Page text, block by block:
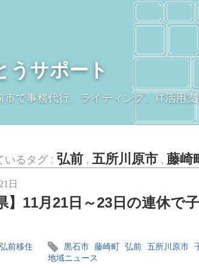
うサポート
市で事務代行、ライティング、IT活用
いるタグ : 弘前 , 五所川原市 , 藤崎
日
】11月21日～23日の連休で
弘前移住 黒石市 藤崎町 弘前 五所川原市
地域ニュース